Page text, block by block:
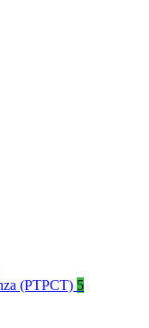
(PTPCT) 5